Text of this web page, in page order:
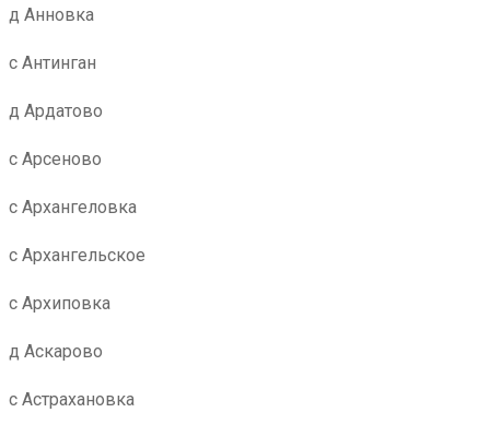
д Анновка
с Антинган
д Ардатово
с Арсеново
с Архангеловка
с Архангельское
с Архиповка
д Аскарово
с Астрахановка